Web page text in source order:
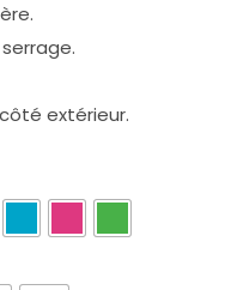
extérieur.